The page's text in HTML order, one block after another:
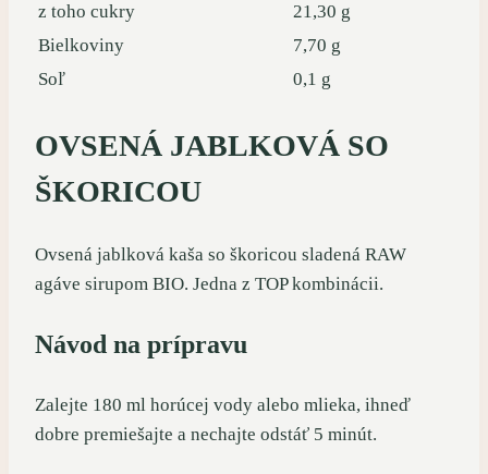
z toho cukry
21,30 g
Bielkoviny
7,70 g
Soľ
0,1 g
OVSENÁ JABLKOVÁ SO
ŠKORICOU
Ovsená jablková kaša so škoricou sladená RAW
agáve sirupom BIO. Jedna z TOP kombinácii.
Návod na prípravu
Zalejte 180 ml horúcej vody alebo mlieka, ihneď
dobre premiešajte a nechajte odstáť 5 minút.